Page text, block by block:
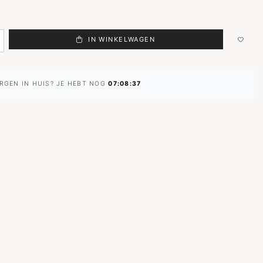
IN WINKELWAGEN
IN HUIS? JE HEBT NOG07:08:36